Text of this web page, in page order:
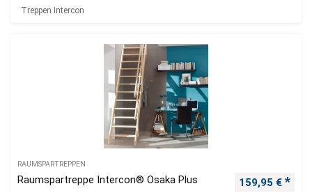
Treppen Intercon
RAUMSPARTREPPEN
Raumspartreppe Intercon® Osaka Plus 159,95 €